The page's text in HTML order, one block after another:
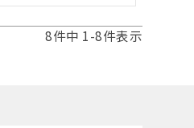
8件中 1-8件表示